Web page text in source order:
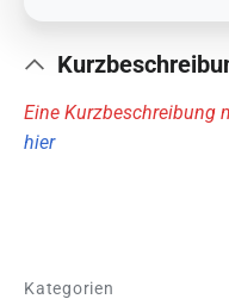
Eine Kurzbeschreibung
hier
Kategorien